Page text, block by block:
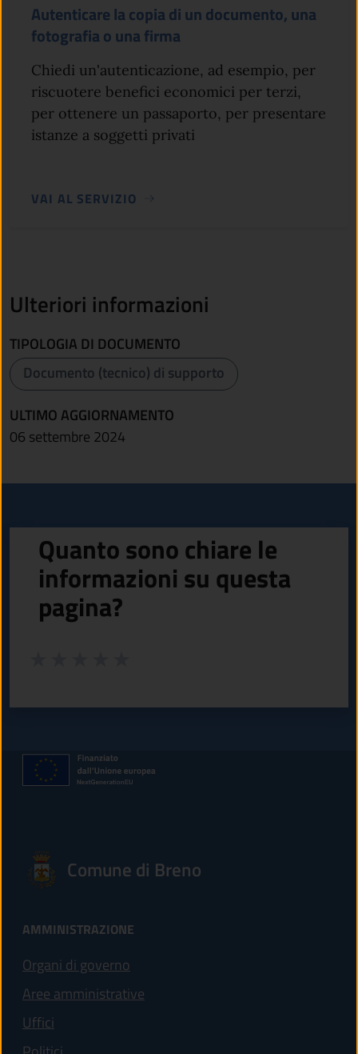
Autenticare la copia di un documento, una
fotografia o una firma
Chiedi un'autenticazione, ad esempio, per
riscuotere benefici economici per terzi,
per ottenere un passaporto, per presentare
istanze a soggetti privati
VAI AL SERVIZIO
Ulteriori informazioni
TIPOLOGIA DI DOCUMENTO
Documento (tecnico) di supporto
ULTIMO AGGIORNAMENTO
06 settembre 2024
Quanto sono chiare le
informazioni su questa
pagina?
Comune di Breno
AMMINISTRAZIONE
Organi di governo
Aree amministrative
Uffici